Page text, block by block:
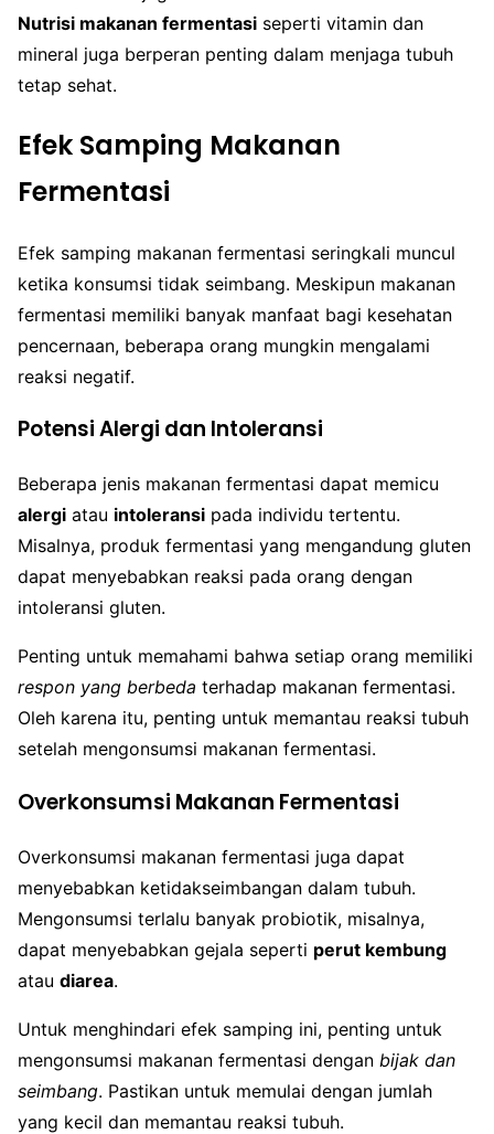
Nutrisi makanan fermentasi seperti vitamin dan
mineral juga berperan penting dalam menjaga tubuh
tetap sehat.
Efek Samping Makanan
Fermentasi
Efek samping makanan fermentasi seringkali muncul
ketika konsumsi tidak seimbang. Meskipun makanan
fermentasi memiliki banyak manfaat bagi kesehatan
pencernaan, beberapa orang mungkin mengalami
reaksi negatif.
Potensi Alergi dan Intoleransi
Beberapa jenis makanan fermentasi dapat memicu
alergi atau intoleransi pada individu tertentu.
Misalnya, produk fermentasi yang mengandung gluten
dapat menyebabkan reaksi pada orang dengan
intoleransi gluten.
Penting untuk memahami bahwa setiap orang memiliki
respon yang berbeda terhadap makanan fermentasi.
Oleh karena itu, penting untuk memantau reaksi tubuh
setelah mengonsumsi makanan fermentasi.
Overkonsumsi Makanan Fermentasi
Overkonsumsi makanan fermentasi juga dapat
menyebabkan ketidakseimbangan dalam tubuh.
Mengonsumsi terlalu banyak probiotik, misalnya,
dapat menyebabkan gejala seperti perut kembung
atau diarea.
Untuk menghindari efek samping ini, penting untuk
mengonsumsi makanan fermentasi dengan bijak dan
seimbang. Pastikan untuk memulai dengan jumlah
yang kecil dan memantau reaksi tubuh.